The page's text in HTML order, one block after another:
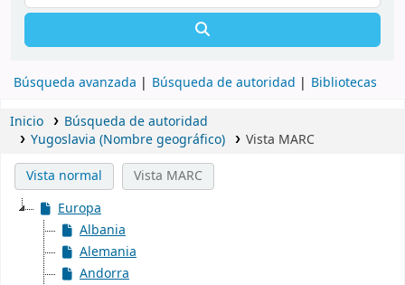
Búsqueda avanzada Búsqueda de autoridad Bibliotecas
Inicio
Búsqueda de autoridad
Yugoslavia (Nombre geográfico)
Vista MARC
Vista normal
Vista MARC
Europa
Albania
Alemania
Andorra